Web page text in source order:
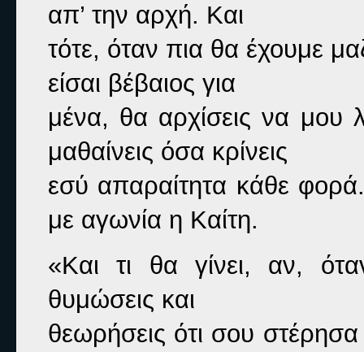
απ’ την αρχή. Και
τότε, όταν πια θα έχουμε
είσαι βέβαιος για
μένα, θα αρχίσεις να μου
μαθαίνεις όσα κρίνεις
εσύ απαραίτητα κάθε
με αγωνία η Καίτη.
«Και τι θα γίνει, αν,
θυμώσεις και
θεωρήσεις ότι σου στέρησα